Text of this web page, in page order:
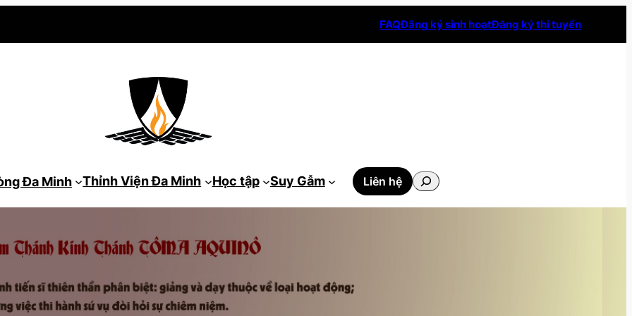
FAQĐăng ký sinh hoạtĐăng ký thi tuyển
Đa Minh Thỉnh Viện Đa Minh Học tập Suy Gẫm Liên hệ
Tìm
kiếm